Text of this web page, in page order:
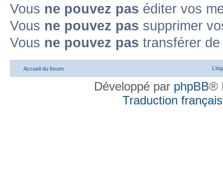
Vous ne pouvez pas éditer vos
Vous ne pouvez pas supprimer
Vous ne pouvez pas transférer
Accueil du forum
Développé par phpBB®
Traduction